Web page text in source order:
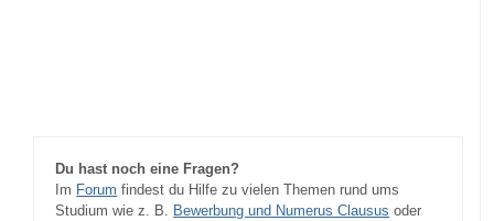
Du hast noch eine Fragen?
Im Forum findest du Hilfe zu vielen Themen rund ums
Studium wie z. B. Bewerbung und Numerus Clausus oder